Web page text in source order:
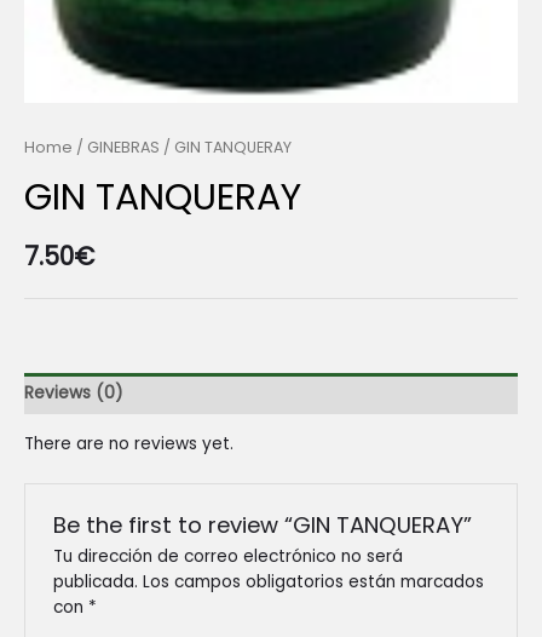
Home / GINEBRAS / GIN TANQUERAY
GIN TANQUERAY
7.50€
Reviews (0)
There are no reviews yet.
Be the first to review “GIN TANQUERAY”
Tu dirección de correo electrónico no será
publicada. Los campos obligatorios están marcados
con *